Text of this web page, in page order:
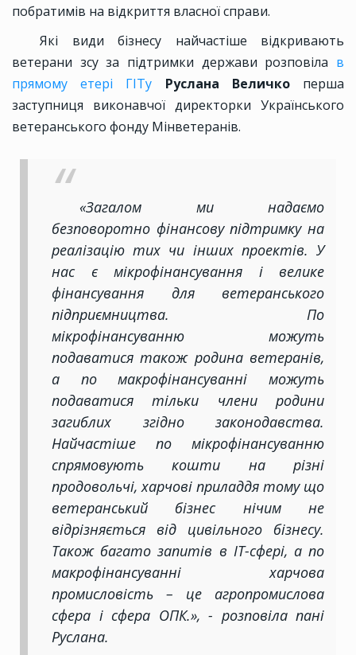
побратимів на відкриття власної справи.
Які види бізнесу найчастіше відкривають
ветерани зсу за підтримки держави розповіла в
прямому етері ГІТу
Руслана Величкоперша
заступниця виконавчої директорки Українського
ветеранського фонду Мінветеранів.
«Загалом ми надаємо
безповоротно фінансову підтримку на
реалізацію тих чи інших проектів. У
нас є мікрофінансування і велике
фінансування для ветеранського
підприємництва. По
мікрофінансуванню можуть
подаватися також родина ветеранів,
а по макрофінансуванні можуть
подаватися тільки члени родини
загиблих згідно законодавства.
Найчастіше по мікрофінансуванню
спрямовують кошти на різні
продовольчі, харчові приладдя тому що
ветеранський бізнес нічим не
відрізняється від цивільного бізнесу.
Також багато запитів в IT-сфері, а по
макрофінансуванні харчова
промисловість – це агропромислова
сфера і сфера ОПК.», - розповіла пані
Руслана.